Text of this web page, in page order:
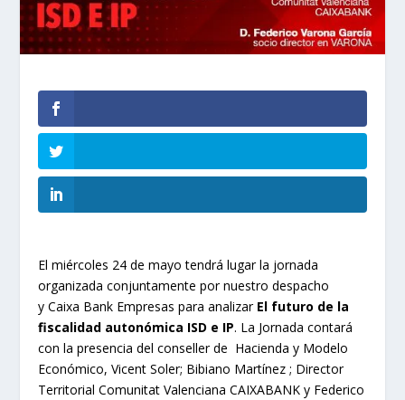
El miércoles 24 de mayo tendrá lugar la jornada
organizada conjuntamente por nuestro despacho
y Caixa Bank Empresas para analizar El futuro de la
fiscalidad autonómica ISD e IP. La Jornada contará
con la presencia del conseller de Hacienda y Modelo
Económico, Vicent Soler; Bibiano Martínez ; Director
Territorial Comunitat Valenciana CAIXABANK y Federico